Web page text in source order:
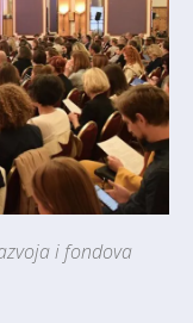
i fondova